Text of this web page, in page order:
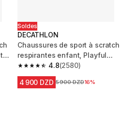
Soldes
DECATHLON
Chaussures de sport à scratch
respirantes enfant, Playful
Summer noir
4.8
4.8 out of 5 stars from 2580
(2580)
4 900 DZD Prix avant la réduction
5 900 DZD16%